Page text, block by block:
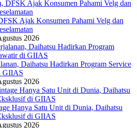
Ajak Konsumen Pahami Velg dan
2026
Daihatsu Hadirkan Program Service
GIIAS
2026
Hanya Satu Unit di Dunia, Daihatsu
di GIIAS
2026